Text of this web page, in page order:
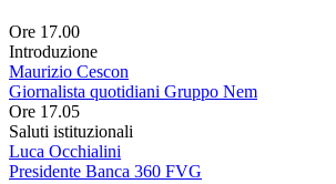
Ore 17.00
Introduzione
Maurizio Cescon
Giornalista quotidiani Gruppo Nem
Ore 17.05
Saluti istituzionali
Luca Occhialini
Presidente Banca 360 FVG